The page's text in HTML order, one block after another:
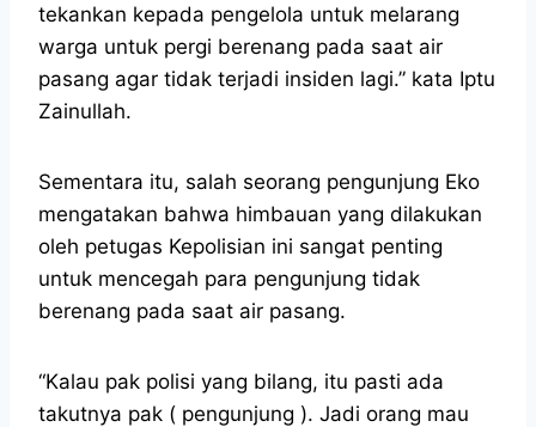
tekankan kepada pengelola untuk melarang
warga untuk pergi berenang pada saat air
pasang agar tidak terjadi insiden lagi.” kata Iptu
Zainullah.
Sementara itu, salah seorang pengunjung Eko
mengatakan bahwa himbauan yang dilakukan
oleh petugas Kepolisian ini sangat penting
untuk mencegah para pengunjung tidak
berenang pada saat air pasang.
“Kalau pak polisi yang bilang, itu pasti ada
takutnya pak ( pengunjung ). Jadi orang mau